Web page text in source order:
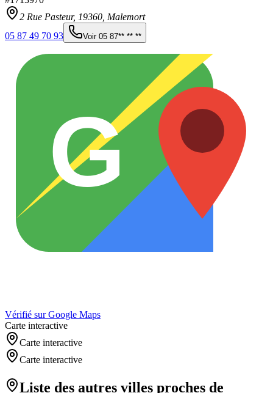
2 Rue Pasteur, 19360 Malemort
05 87 49 70 93
Voir 05 87** ** **
G
Vérifié sur Google Maps
Carte interactive
Carte interactive
Carte interactive
Liste des autres villes proches de